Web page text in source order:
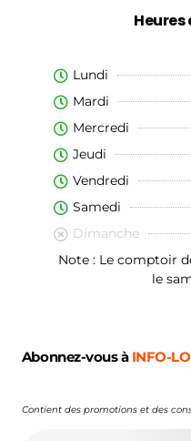
Lundi
Mardi
Mercredi
Jeudi
Vendredi
Samedi
Dimanche
Note : Le comptoir
le
Abonnez-vous à INFO-
Contient des promotions et des